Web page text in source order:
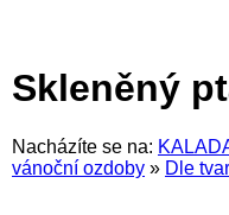
Skleněný
Nacházíte se na:
vánoční ozdoby » Dle